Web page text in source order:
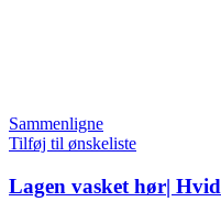
Sammenligne
Tilføj til ønskeliste
Lagen vasket hør| Hvid